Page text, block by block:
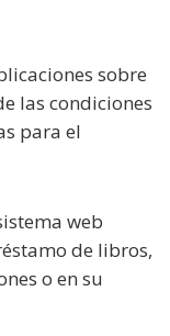
sobre
las condiciones
para el
web
de libros,
o en su